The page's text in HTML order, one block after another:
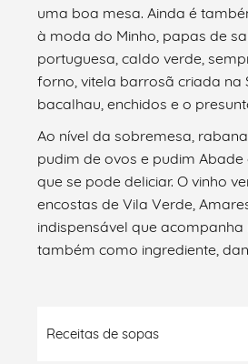
uma boa mesa. Ainda é
à moda do Minho, papas de
portuguesa, caldo verde,
forno, vitela barrosã criada na
bacalhau, enchidos e o
Ao nível da sobremesa,
pudim de ovos e pudim
que se pode deliciar. O vinho
encostas de Vila Verde,
indispensável que
também como ingrediente,
Receitas de sopas